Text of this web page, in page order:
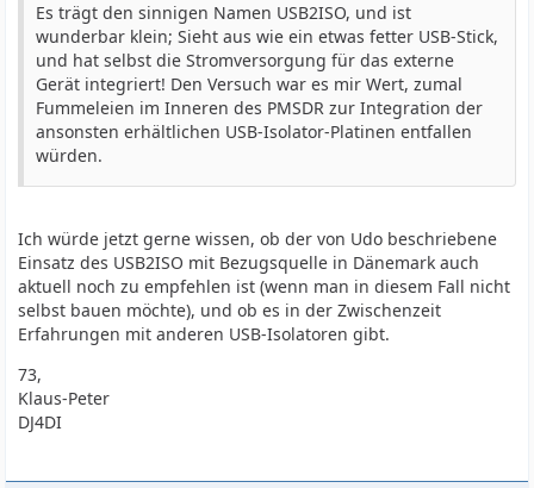
Es trägt den sinnigen Namen USB2ISO, und ist
wunderbar klein; Sieht aus wie ein etwas fetter USB-Stick,
und hat selbst die Stromversorgung für das externe
Gerät integriert! Den Versuch war es mir Wert, zumal
Fummeleien im Inneren des PMSDR zur Integration der
ansonsten erhältlichen USB-Isolator-Platinen entfallen
würden.
Ich würde jetzt gerne wissen, ob der von Udo beschriebene
Einsatz des USB2ISO mit Bezugsquelle in Dänemark auch
aktuell noch zu empfehlen ist (wenn man in diesem Fall nicht
selbst bauen möchte), und ob es in der Zwischenzeit
Erfahrungen mit anderen USB-Isolatoren gibt.
73,
Klaus-Peter
DJ4DI